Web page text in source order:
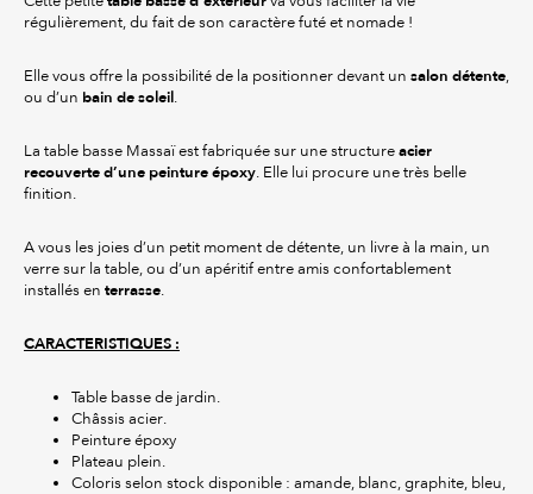
régulièrement, du fait de son caractère futé et nomade !
Elle vous offre la possibilité de la positionner devant un salon détente,
ou d’un bain de soleil.
La table basse Massaï est fabriquée sur une structure acier
recouverte d’une peinture époxy. Elle lui procure une très belle
finition.
A vous les joies d’un petit moment de détente, un livre à la main, un
verre sur la table, ou d’un apéritif entre amis confortablement
installés en terrasse.
CARACTERISTIQUES :
Table basse de jardin.
Châssis acier.
Peinture époxy
Plateau plein.
Coloris selon stock disponible : amande, blanc, graphite, bleu,